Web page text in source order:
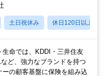
土日祝休み 休日120日以上
生命では、KDDI・三井住友
ど、強力なブランドを持つ
ーの顧客基盤に保険を組み込